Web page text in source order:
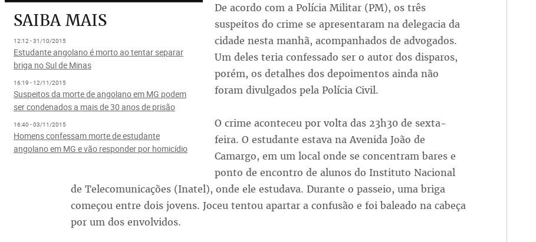
SAIBA MAIS
12:12 - 31/10/2015
Estudante angolano é morto ao tentar separar
briga no Sul de Minas
16:19 - 12/11/2015
Suspeitos da morte de angolano em MG podem
ser condenados a mais de 30 anos de prisão
16:40 - 03/11/2015
Homens confessam morte de estudante
angolano em MG e vão responder por homicídio
De acordo com a Polícia Militar (PM), os três
suspeitos do crime se apresentaram na delegacia da
cidade nesta manhã, acompanhados de advogados.
Um deles teria confessado ser o autor dos disparos,
porém, os detalhes dos depoimentos ainda não
foram divulgados pela Polícia Civil.
O crime aconteceu por volta das 23h30 de sexta-
feira. O estudante estava na Avenida João de
Camargo, em um local onde se concentram bares e
ponto de encontro de alunos do Instituto Nacional
de Telecomunicações (Inatel), onde ele estudava. Durante o passeio, uma briga
começou entre dois jovens. Joceu tentou apartar a confusão e foi baleado na cabeça
por um dos envolvidos.